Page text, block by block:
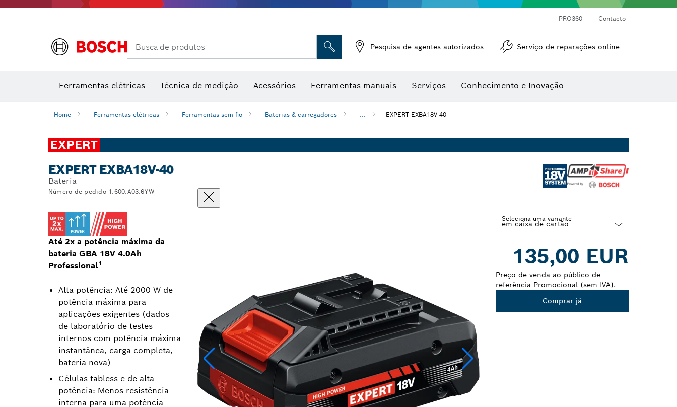
PRO360 Contacto
Busca de produtos Pesquisa de agentes autorizados Serviço de reparações online
Ferramentas elétricas Técnica de medição Acessórios Ferramentas manuais Serviços Conhecimento e Inovação
Home Ferramentas elétricas Ferramentas sem fio Baterias & carregadores ... EXPERT EXBA18V-40
EXPERT
EXPERT EXBA18V-40
Bateria
Número de pedido 1.600.A03.6YW
Até 2x a potência máxima da
bateria GBA 18V 4.0Ah
Professional¹
Alta potência: Até 2000 W de
potência máxima para
aplicações exigentes (dados
de laboratório de testes
internos com potência máxima
instantânea, carga completa,
bateria nova)
Células tabless e de alta
potência: Menos resistência
interna para uma potência
Seleciona uma variante
closed135,00 EUR
Preço de venda ao público de
referência Promocional (sem IVA).
Comprar já